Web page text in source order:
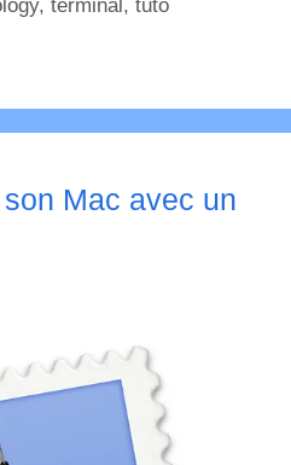
, terminal, tuto
Mac avec un